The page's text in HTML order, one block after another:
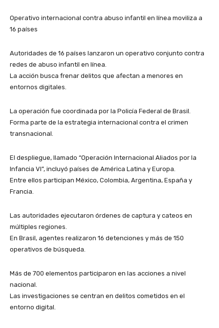
Operativo internacional contra abuso infantil en línea moviliza a
16 países
Autoridades de 16 países lanzaron un operativo conjunto contra
redes de abuso infantil en línea.
La acción busca frenar delitos que afectan a menores en
entornos digitales.
La operación fue coordinada por la Policía Federal de Brasil.
Forma parte de la estrategia internacional contra el crimen
transnacional.
El despliegue, llamado “Operación Internacional Aliados por la
Infancia VI”, incluyó países de América Latina y Europa.
Entre ellos participan México, Colombia, Argentina, España y
Francia.
Las autoridades ejecutaron órdenes de captura y cateos en
múltiples regiones.
En Brasil, agentes realizaron 16 detenciones y más de 150
operativos de búsqueda.
Más de 700 elementos participaron en las acciones a nivel
nacional.
Las investigaciones se centran en delitos cometidos en el
entorno digital.